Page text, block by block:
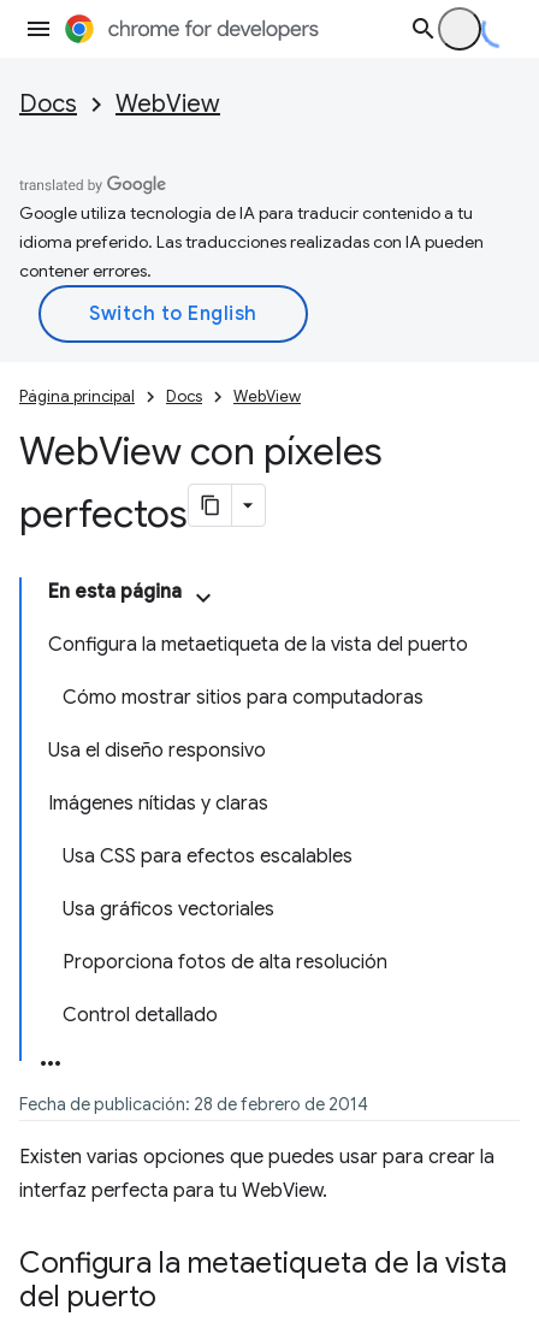
Docs WebView
Google utiliza tecnología de IA para traducir contenido a tu
idioma preferido. Las traducciones realizadas con IA pueden
contener errores.
Página principal Docs WebView
WebView con píxeles
perfectos
En esta página
Configura la metaetiqueta de la vista del puerto
Cómo mostrar sitios para computadoras
Usa el diseño responsivo
Imágenes nítidas y claras
Usa CSS para efectos escalables
Usa gráficos vectoriales
Proporciona fotos de alta resolución
Control detallado
Fecha de publicación: 28 de febrero de 2014
Existen varias opciones que puedes usar para crear la
interfaz perfecta para tu WebView.
Configura la metaetiqueta de la vista
del puerto